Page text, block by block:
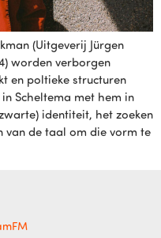
(Uitgeverij Jürgen
worden verborgen
en poltieke structuren
Scheltema met hem in
identiteit, het zoeken
van de taal om die vorm te